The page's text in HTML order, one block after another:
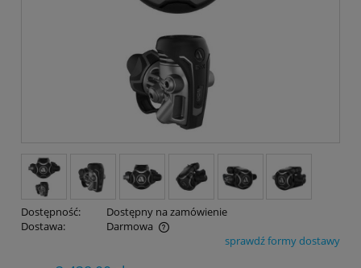
Dostępność:
Dostępny na zamówienie
Dostawa:
Darmowa
Cena nie zawiera ewentualnych kosztów płatnościsprawdź formy dostawy